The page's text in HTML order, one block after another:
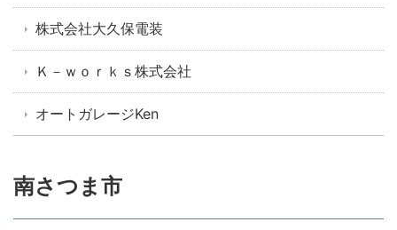
株式会社大久保電装
Ｋ－ｗｏｒｋｓ株式会社
オートガレージKen
南さつま市